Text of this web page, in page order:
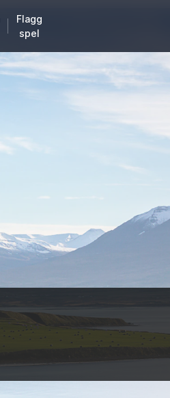
Flagg
spel